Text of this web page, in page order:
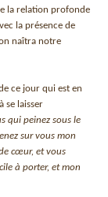
la relation profonde
la présence de
naîtra notre
ce jour qui est en
se laisser
qui peinez sous le
sur vous mon
cœur, et vous
à porter, et mon